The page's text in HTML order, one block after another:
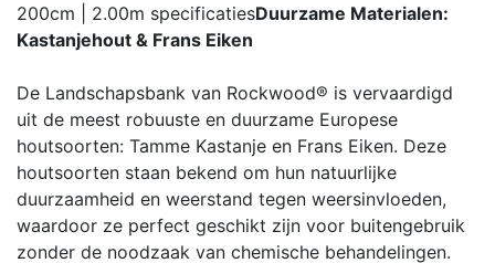
200cm | 2.00m specificatiesDuurzame Materialen:
Kastanjehout & Frans Eiken
De Landschapsbank van Rockwood® is vervaardigd
uit de meest robuuste en duurzame Europese
houtsoorten: Tamme Kastanje en Frans Eiken. Deze
houtsoorten staan bekend om hun natuurlijke
duurzaamheid en weerstand tegen weersinvloeden,
waardoor ze perfect geschikt zijn voor buitengebruik
zonder de noodzaak van chemische behandelingen.